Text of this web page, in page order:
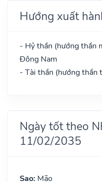
Hướng xuất
- Hỷ thần (hướng thần
Đông Nam
- Tài thần (hướng thần
Ngày tốt theo
11/02/2035
Sao: Mão